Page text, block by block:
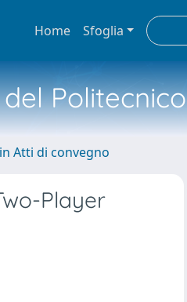
Home Sfoglia
Atti di convegno
Player